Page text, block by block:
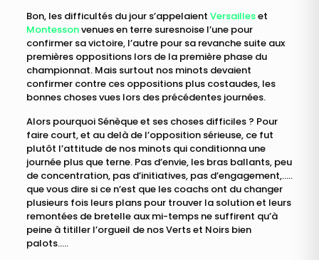
Bon, les difficultés du jour s’appelaient Versailleset
Montessonvenues en terre suresnoise l’une pour
confirmer sa victoire, l’autre pour sa revanche suite aux
premières oppositions lors de la première phase du
championnat. Mais surtout nos minots devaient
confirmer contre ces oppositions plus costaudes, les
bonnes choses vues lors des précédentes journées.
Alors pourquoi Sénèque et ses choses difficiles ? Pour
faire court, et au delà de l’opposition sérieuse, ce fut
plutôt l’attitude de nos minots qui conditionna une
journée plus que terne. Pas d’envie, les bras ballants, peu
de concentration, pas d’initiatives, pas d’engagement,…..
que vous dire si ce n’est que les coachs ont du changer
plusieurs fois leurs plans pour trouver la solution et leurs
remontées de bretelle aux mi-temps ne suffirent qu’à
peine à titiller l’orgueil de nos Verts et Noirs bien
palots…..